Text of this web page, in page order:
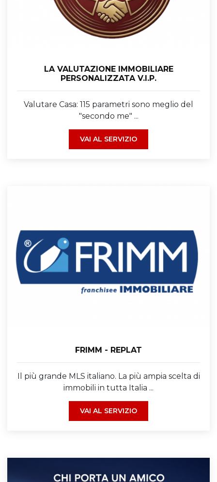
LA VALUTAZIONE IMMOBILIARE
PERSONALIZZATA V.I.P.
Valutare Casa: 115 parametri sono meglio del
"secondo me" ...
VAI AL SERVIZIO
FRIMM - REPLAT
Il più grande MLS italiano. La più ampia scelta di
immobili in tutta Italia ...
VAI AL SERVIZIO